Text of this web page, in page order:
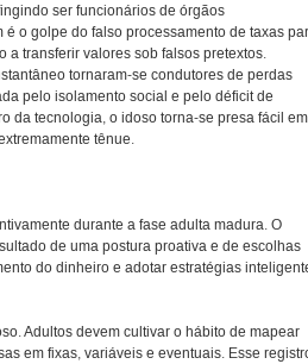
ser funcionários de órgãos
o golpe do falso processamento de taxas
transferir valores sob falsos pretextos.
tornaram-se condutores de perdas
pelo isolamento social e pelo déficit de
da tecnologia, o idoso torna-se presa fácil em
tênue.
durante a fase adulta madura. O
de uma postura proativa e de escolhas
do dinheiro e adotar estratégias
Adultos devem cultivar o hábito de mapear
em fixas, variáveis e eventuais. Esse